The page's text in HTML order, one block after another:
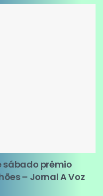
sábado prêmio
– Jornal A Voz